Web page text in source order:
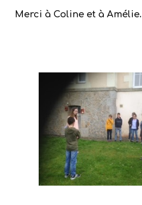
Merci à Coline et à Amélie.